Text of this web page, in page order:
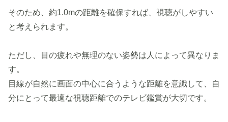
そのため、約1.0mの距離を確保すれば、視聴がしやすい
と考えられます。
ただし、目の疲れや無理のない姿勢は人によって異なりま
す。
目線が自然に画面の中心に合うような距離を意識して、自
分にとって最適な視聴距離でのテレビ鑑賞が大切です。